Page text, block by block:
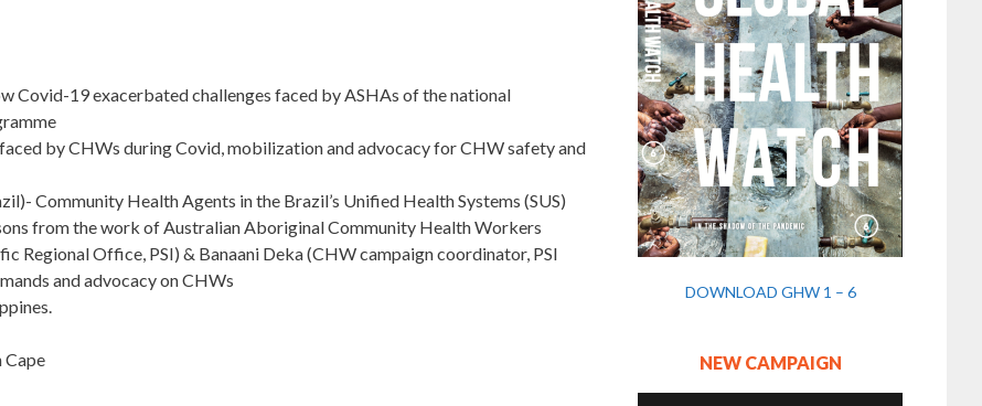
Covid-19 exacerbated challenges faced by ASHAs of the national
by CHWs during Covid, mobilization and advocacy for CHW safety and
Community Health Agents in the Brazil’s Unified Health Systems (SUS)
from the work of Australian Aboriginal Community Health Workers
Regional Office, PSI) & Banaani Deka (CHW campaign coordinator, PSI
and advocacy on CHWs
Cape
DOWNLOAD GHW 1 – 6
NEW CAMPAIGN